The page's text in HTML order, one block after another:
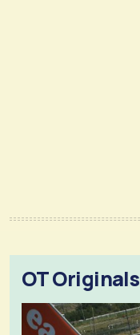
OT Originals